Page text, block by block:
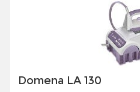
Domena LA 130